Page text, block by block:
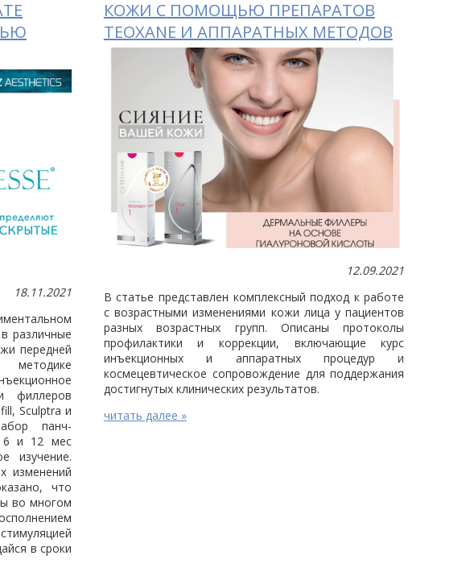
18.11.2021
различные
передней
методике
филлеров
Sculptra и
панч-
6 и 12 мес
изучение.
изменений
что
во многом
в сроки
КОЖИ С ПОМОЩЬЮ ПРЕПАРАТОВ
TEOXANE И АППАРАТНЫХ МЕТОДОВ
12.09.2021
В статье представлен комплексный подход к работе
с возрастными изменениями кожи лица у пациентов
разных возрастных групп. Описаны протоколы
профилактики и коррекции, включающие курс
инъекционных и аппаратных процедур и
космецевтическое сопровождение для поддержания
достигнутых клинических результатов.
читать далее »